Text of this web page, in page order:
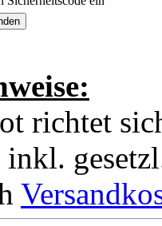
richtet
inkl.